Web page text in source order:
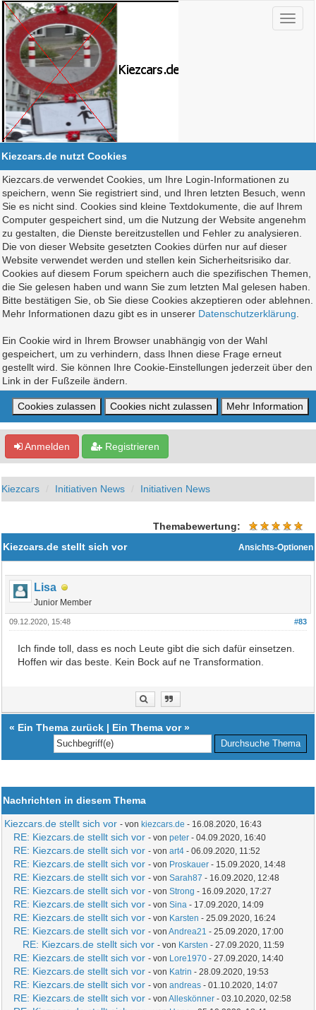
Kiezcars.de nutzt Cookies
Kiezcars.de verwendet Cookies, um Ihre Login-Informationen zu
speichern, wenn Sie registriert sind, und Ihren letzten Besuch, wenn
Sie es nicht sind. Cookies sind kleine Textdokumente, die auf Ihrem
Computer gespeichert sind, um die Nutzung der Website angenehm
zu gestalten, die Dienste bereitzustellen und Fehler zu analysieren.
Die von dieser Website gesetzten Cookies dürfen nur auf dieser
Website verwendet werden und stellen kein Sicherheitsrisiko dar.
Cookies auf diesem Forum speichern auch die spezifischen Themen,
die Sie gelesen haben und wann Sie zum letzten Mal gelesen haben.
Bitte bestätigen Sie, ob Sie diese Cookies akzeptieren oder ablehnen.
Mehr Informationen dazu gibt es in unserer Datenschutzerklärung
Ein Cookie wird in Ihrem Browser unabhängig von der Wahl
gespeichert, um zu verhindern, dass Ihnen diese Frage erneut
gestellt wird. Sie können Ihre Cookie-Einstellungen jederzeit über den
Link in der Fußzeile ändern.
Anmelden Registrieren
Kiezcars Initiativen News Initiativen News
Themabewertung:
Ansichts-Optionen
Kiezcars.de stellt sich vor
Lisa
Junior Member
#83
09.12.2020, 15:48
Ich finde toll, dass es noch Leute gibt die sich dafür einsetzen.
Hoffen wir das beste. Kein Bock auf ne Transformation.
« Ein Thema zurück | Ein Thema vor»
Nachrichten in diesem Thema
Kiezcars.de stellt sich vor - von kiezcars.de - 16.08.2020, 16:43
RE: Kiezcars.de stellt sich vor - vonpeter - 04.09.2020, 16:40
RE: Kiezcars.de stellt sich vor - vonart4 - 06.09.2020, 11:52
RE: Kiezcars.de stellt sich vor - von Proskauer - 15.09.2020, 14:48
RE: Kiezcars.de stellt sich vor - vonSarah87 - 16.09.2020, 12:48
RE: Kiezcars.de stellt sich vor - vonStrong - 16.09.2020, 17:27
RE: Kiezcars.de stellt sich vor - vonSina - 17.09.2020, 14:09
RE: Kiezcars.de stellt sich vor - von Karsten - 25.09.2020, 16:24
RE: Kiezcars.de stellt sich vor - vonAndrea21 - 25.09.2020, 17:00
RE: Kiezcars.de stellt sich vor - von Karsten - 27.09.2020, 11:59
RE: Kiezcars.de stellt sich vor - von Lore1970 - 27.09.2020, 14:40
RE: Kiezcars.de stellt sich vor - von Katrin - 28.09.2020, 19:53
RE: Kiezcars.de stellt sich vor - vonandreas - 01.10.2020, 14:07
RE: Kiezcars.de stellt sich vor - vonAlleskönner - 03.10.2020, 02:58